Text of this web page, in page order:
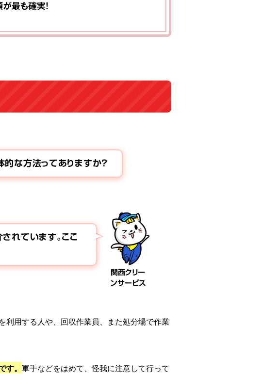
最も確実！
な方法ってありますか？
関西クリー
ンサービス
れています。ここ
利用する人や、回収作業員、また処分場で作業
。 軍手などをはめて、怪我に注意して行って